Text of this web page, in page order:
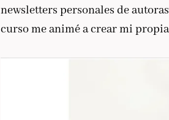
newsletters personales de
curso me animé a crear mi